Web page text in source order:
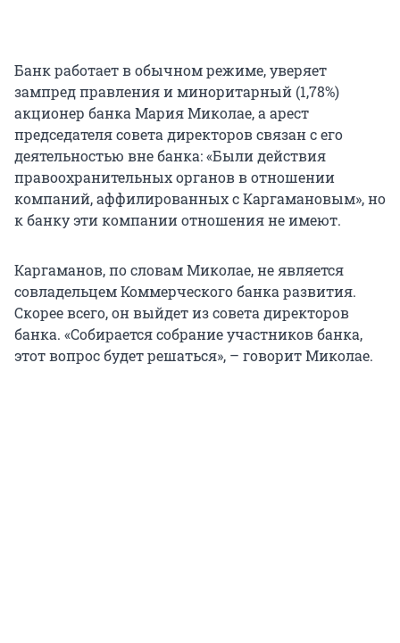
Банк работает в обычном режиме, уверяет
зампред правления и миноритарный (1,78%)
акционер банка Мария Миколае, а арест
председателя совета директоров связан с его
деятельностью вне банка: «Были действия
правоохранительных органов в отношении
компаний, аффилированных с Каргамановым», но
к банку эти компании отношения не имеют.
Каргаманов, по словам Миколае, не является
совладельцем Коммерческого банка развития.
Скорее всего, он выйдет из совета директоров
банка. «Собирается собрание участников банка,
этот вопрос будет решаться», – говорит Миколае.